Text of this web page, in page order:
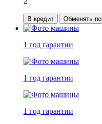
В кредит Обменять
1 год гарантии
1 год гарантии
1 год гарантии